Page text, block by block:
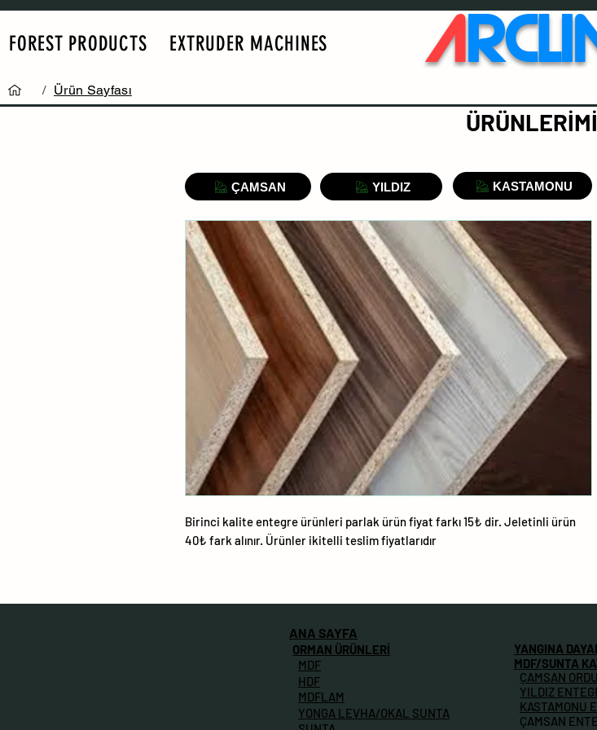
FOREST PRODUCTS EXTRUDER MACHINES A
/ Ürün Sayfası
Birinci kalite entegre ürünleri parlak ürün fiyat farkı 15₺ dir. Jeletinli ürün
40₺ fark alınır. Ürünler ikitelli teslim fiyatlarıdır
ÇAMSAN YILDIZ KASTAMONU
ANA SAYFA
ORMAN ÜRÜNLERİ
MDF
MDFLAM
HDF
YONGA LEVHA/OKAL SUNTA
YANGINA
MDF/SUNTA
ÇAMSAN ORDU
KASTAMONU
YILDIZ
ÇAMSAN